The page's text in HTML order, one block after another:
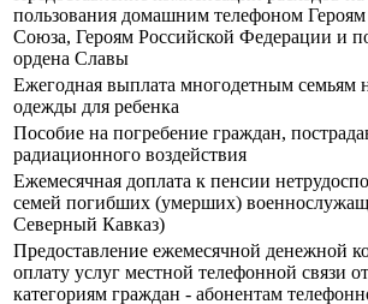
пользования домашним телефоном Героям
Союза, Героям Российской Федерации и
ордена Славы
Ежегодная выплата многодетным семьям
одежды для ребенка
Пособие на погребение граждан,
радиационного воздействия
Ежемесячная доплата к пенсии
семей погибших (умерших)
Северный Кавказ)
Предоставление ежемесячной денежной
оплату услуг местной телефонной связи
категориям граждан - абонентам